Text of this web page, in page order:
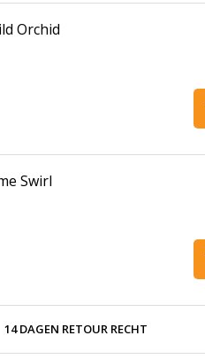
Orchid
Swirl
14 DAGEN RETOUR RECHT